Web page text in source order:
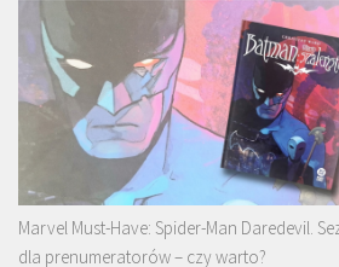
Marvel Must-Have: Spider-Man Daredevil.
dla prenumeratorów – czy warto?